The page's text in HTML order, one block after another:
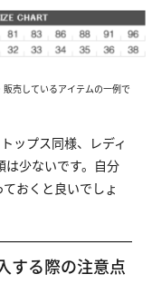
売しているアイテムの一例で
ップス同様、レディ
は少ないです。自分
おくと良いでしょ
する際の注意点